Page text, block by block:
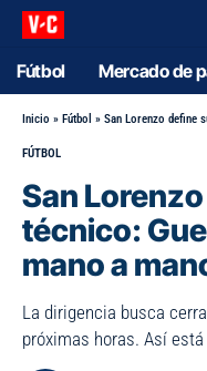
Fútbol Mercado de
Inicio » Fútbol » San Lorenzo define
FÚTBOL
San
técnico:
mano a
La dirigencia busca
próximas horas. Así